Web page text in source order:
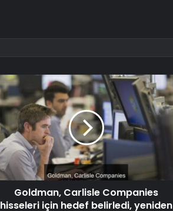
Goldman, Carlisle Companies
hisseleri için hedef belirledi, yeniden